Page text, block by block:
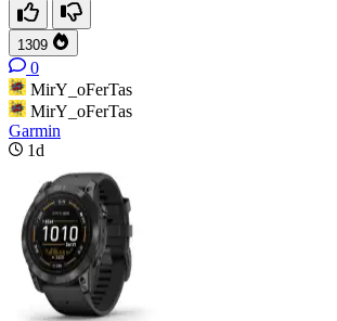
1309
0
MirY_oFerTas
MirY_oFerTas
Garmin
1d